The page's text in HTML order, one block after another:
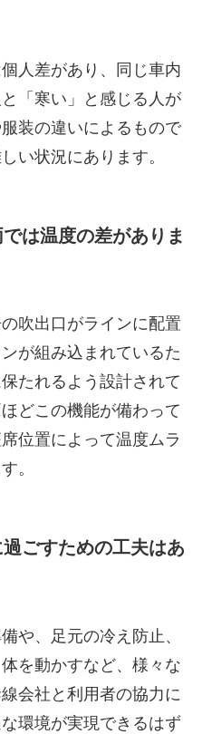
人差があり、同じ車内
「寒い」と感じる人が
装の違いによるもので
い状況にあります。
は温度の差がありま
吹出口がラインに配置
が組み込まれているた
たれるよう設計されて
どこの機能が備わって
位置によって温度ムラ
。
ごすための工夫はあ
や、足元の冷え防止、
を動かすなど、様々な
会社と利用者の協力に
環境が実現できるはず